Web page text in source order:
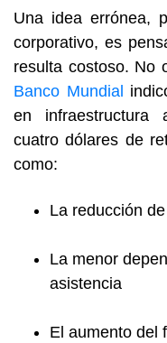
Una idea errónea,
corporativo, es
resulta costoso. No
Banco Mundial
en infraestructura
cuatro dólares de
como:
La reducción
La menor
asistencia
El aumento del